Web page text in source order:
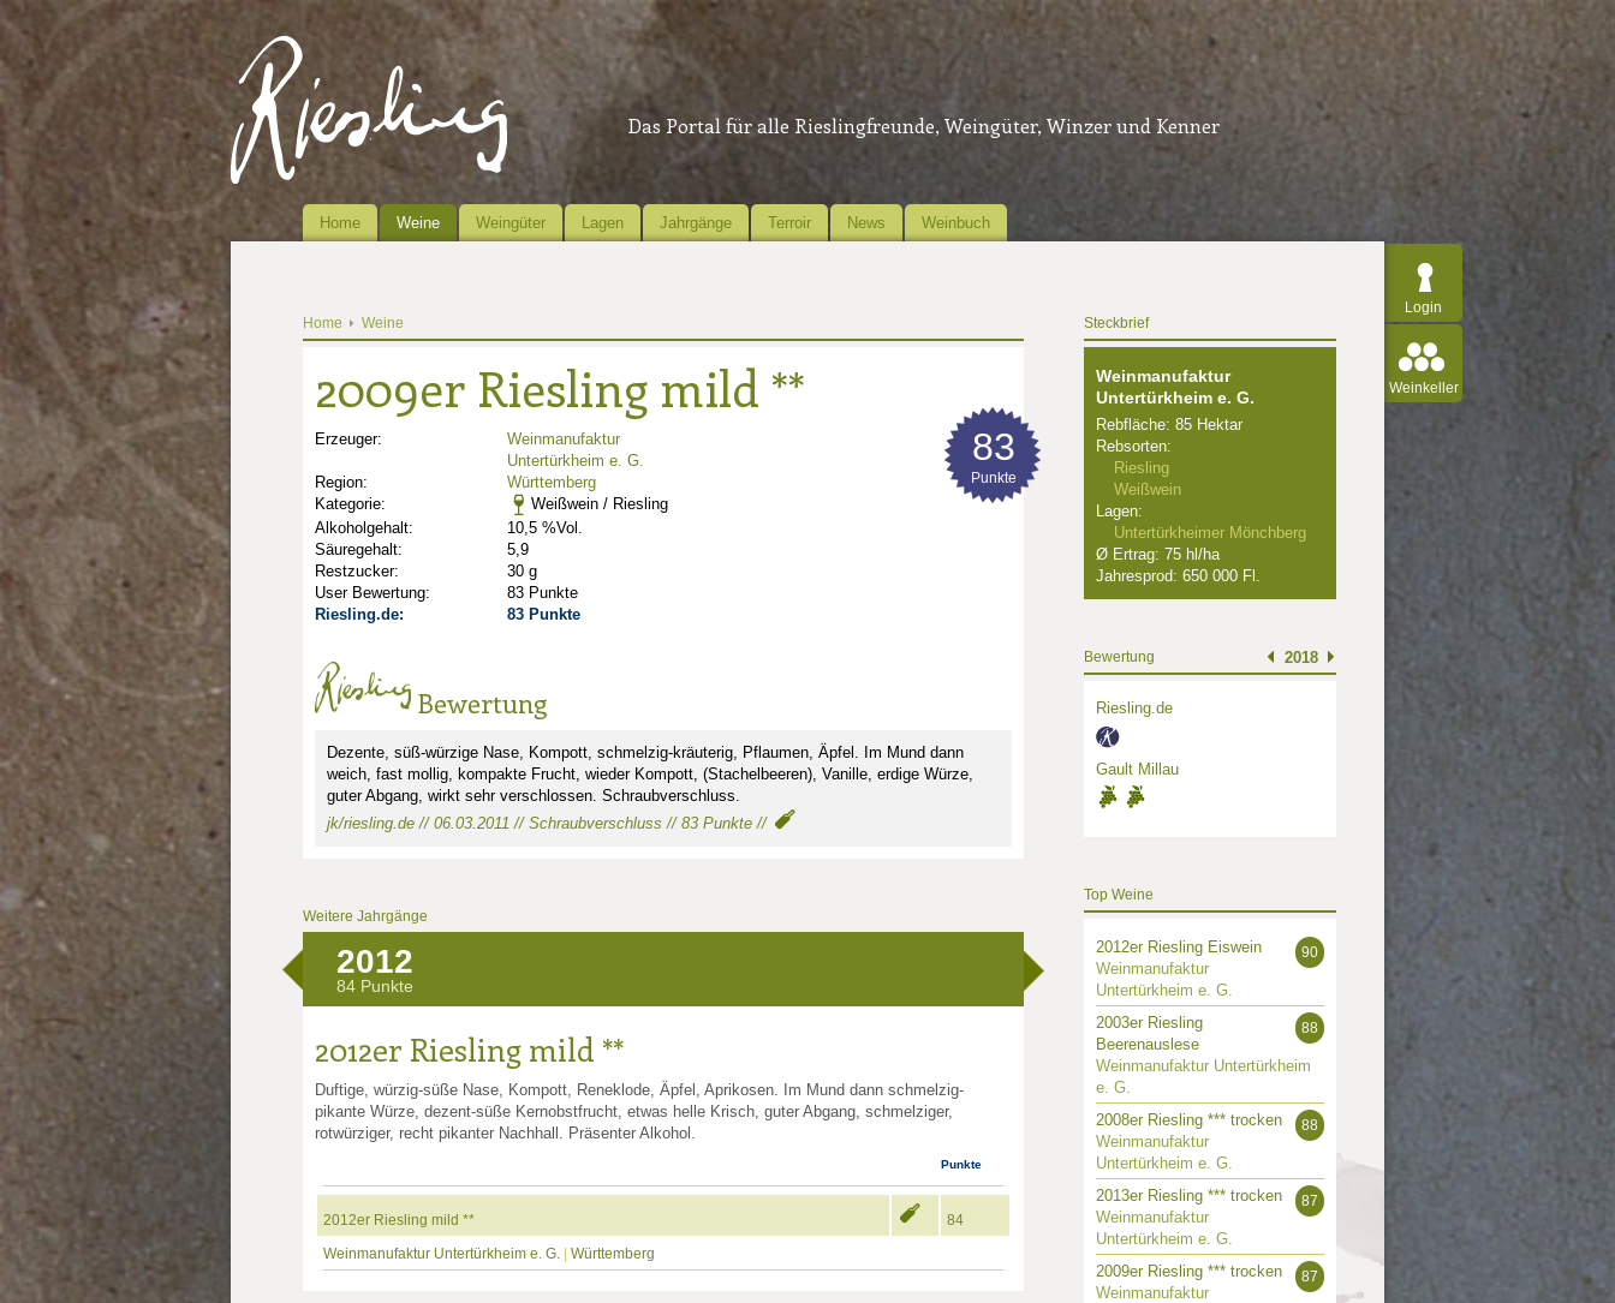
Das Portal für alle Rieslingfreunde, Weingüter, Winzer und Kenner
Home Weine Weingüter Lagen Jahrgänge Terroir News Weinbuch
Login
Weinkeller
Home Weine
2009er Riesling mild **
Erzeuger:
Weinmanufaktur
Untertürkheim e. G.
Region:
Württemberg
Kategorie:
Weißwein / Riesling
Alkoholgehalt:
10,5 %Vol.
Säuregehalt:
5,9
Restzucker:
30 g
User Bewertung:
83 Punkte
Riesling.de:
83 Punkte
83
Punkte
Bewertung
Dezente, süß-würzige Nase, Kompott, schmelzig-kräuterig, Pflaumen, Äpfel. Im Mund dann
weich, fast mollig, kompakte Frucht, wieder Kompott, (Stachelbeeren), Vanille, erdige Würze,
guter Abgang, wirkt sehr verschlossen. Schraubverschluss.
jk/riesling.de // 06.03.2011 // Schraubverschluss // 83 Punkte //
Weitere Jahrgänge
2012
84 Punkte
2012er Riesling mild **
Duftige, würzig-süße Nase, Kompott, Reneklode, Äpfel, Aprikosen. Im Mund dann schmelzig-
pikante Würze, dezent-süße Kernobstfrucht, etwas helle Krisch, guter Abgang, schmelziger,
rotwürziger, recht pikanter Nachhall. Präsenter Alkohol.
Punkte
2012er Riesling mild **
84
Weinmanufaktur Untertürkheim e. G.
Württemberg
Steckbrief
Weinmanufaktur
Untertürkheim e. G.
Rebfläche: 85 Hektar
Rebsorten:
Riesling
Weißwein
Lagen:
Untertürkheimer Mönchberg
Ø Ertrag: 75 hl/ha
Jahresprod: 650 000 Fl.
Bewertung 2018
Riesling.de
Gault Millau
Top Weine
90
2012er Riesling Eiswein
Weinmanufaktur
Untertürkheim e. G.
88
2003er Riesling
Beerenauslese
Weinmanufaktur Untertürkheim
e. G.
88
2008er Riesling *** trocken
Weinmanufaktur
Untertürkheim e. G.
87
2013er Riesling *** trocken
Weinmanufaktur
Untertürkheim e. G.
87
2009er Riesling *** trocken
Weinmanufaktur